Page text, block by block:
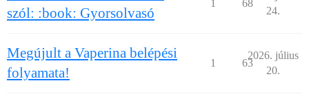
szól: :book: Gyorsolvasó
1 68
24.
Megújult a Vaperina belépési
folyamata!
1 63
2026. július
20.